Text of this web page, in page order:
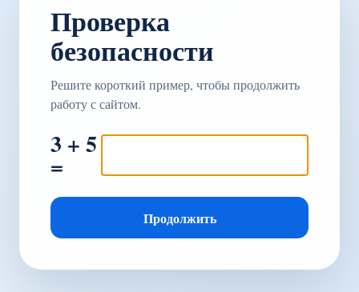
Проверка
безопасности
Решите короткий пример, чтобы продолжить
работу с сайтом.
3 + 5
=
Продолжить